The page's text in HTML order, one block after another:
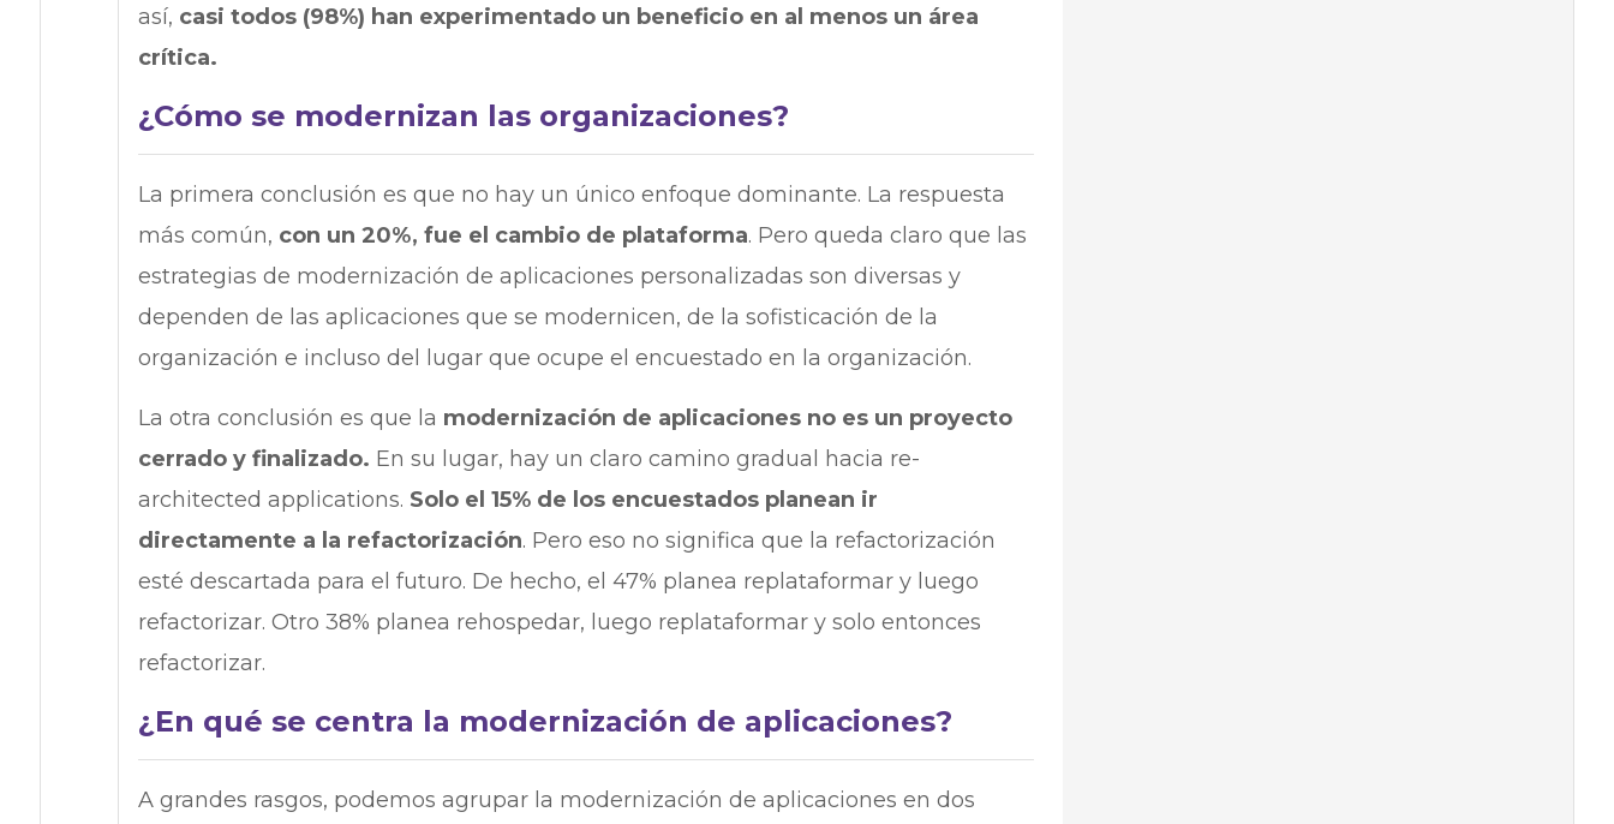
así, casi todos (98%) han experimentado un beneficio en al menos un área
crítica.
¿Cómo se modernizan las organizaciones?
La primera conclusión es que no hay un único enfoque dominante. La respuesta
más común, con un 20%, fue el cambio de plataforma. Pero queda claro que las
estrategias de modernización de aplicaciones personalizadas son diversas y
dependen de las aplicaciones que se modernicen, de la sofisticación de la
organización e incluso del lugar que ocupe el encuestado en la organización.
La otra conclusión es que la modernización de aplicaciones no es un proyecto
cerrado y finalizado. En su lugar, hay un claro camino gradual hacia re-
architected applications. Solo el 15% de los encuestados planean ir
directamente a la refactorización. Pero eso no significa que la refactorización
esté descartada para el futuro. De hecho, el 47% planea replataformar y luego
refactorizar. Otro 38% planea rehospedar, luego replataformar y solo entonces
refactorizar.
¿En qué se centra la modernización de aplicaciones?
A grandes rasgos, podemos agrupar la modernización de aplicaciones en dos